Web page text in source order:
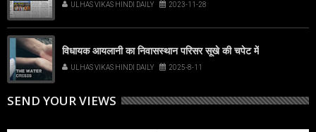
ULHAS VIKAS HINDI DAILY 2023-11-28
विधायक आयलानी का निवासस्थान परिसर सूखे की चपेट में
ULHAS VIKAS HINDI DAILY 2025-8-11
SEND YOUR VIEWS